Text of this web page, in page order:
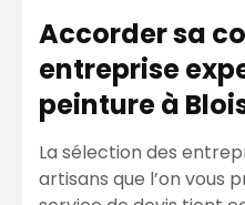
Accorder sa
entreprise
peinture à
La sélection des
artisans que l’on vous